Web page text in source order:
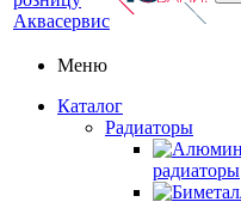
Меню
Каталог
Радиаторы
радиаторы